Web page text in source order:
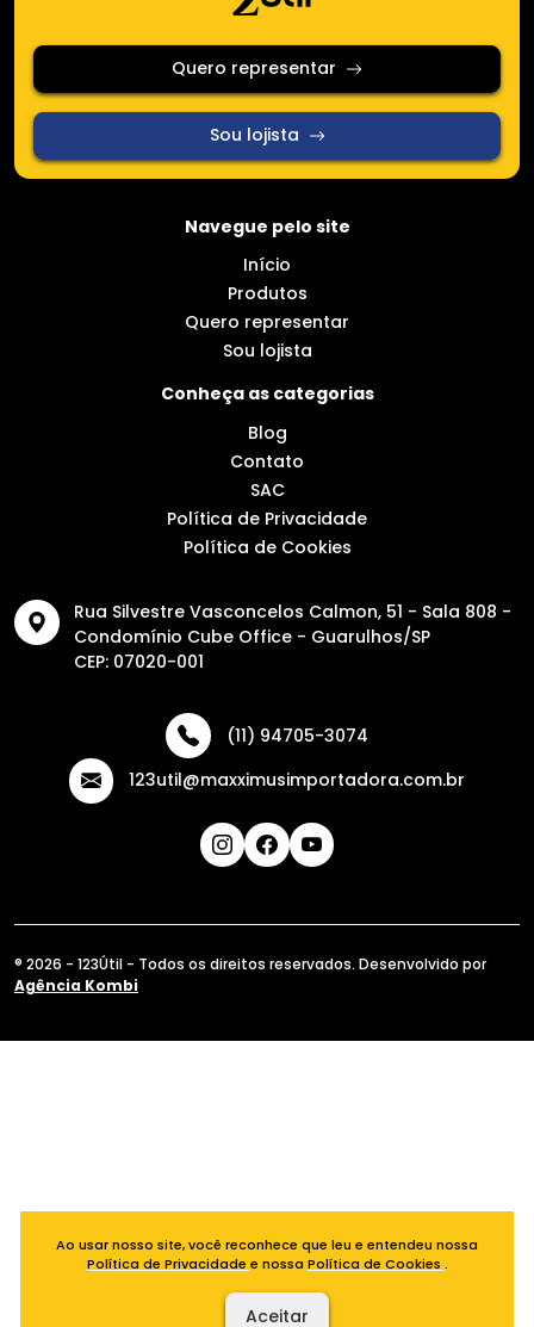
Quero representar
Sou lojista
Navegue pelo site
Início
Produtos
Quero representar
Sou lojista
Conheça as categorias
Blog
Contato
SAC
Política de Privacidade
Política de Cookies
Rua Silvestre Vasconcelos Calmon, 51 - Sala 808 -
Condomínio Cube Office - Guarulhos/SP
CEP: 07020-001
(11) 94705-3074
123util@maxximusimportadora.com.br
® 2026 - 123Útil - Todos os direitos reservados. Desenvolvido por
Agência Kombi
Ao usar nosso site, você reconhece que leu e entendeu nossa
Política de Privacidade e nossa Política de Cookies .
Aceitar